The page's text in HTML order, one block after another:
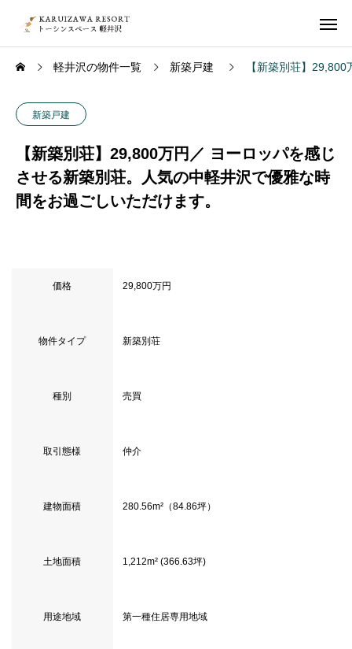
軽井沢の物件一覧 新築戸建 【新築別荘】
新築戸建
【新築別荘】29,800万円／ ヨーロッパを感じ
させる新築別荘。人気の中軽井沢で優雅な時
間をお過ごしいただけます。
価格 29,800万円
物件タイプ 新築別荘
種別 売買
取引態様 仲介
建物面積 280.56m²（84.86坪）
土地面積 1,212m² (366.63坪)
用途地域 第一種住居専用地域